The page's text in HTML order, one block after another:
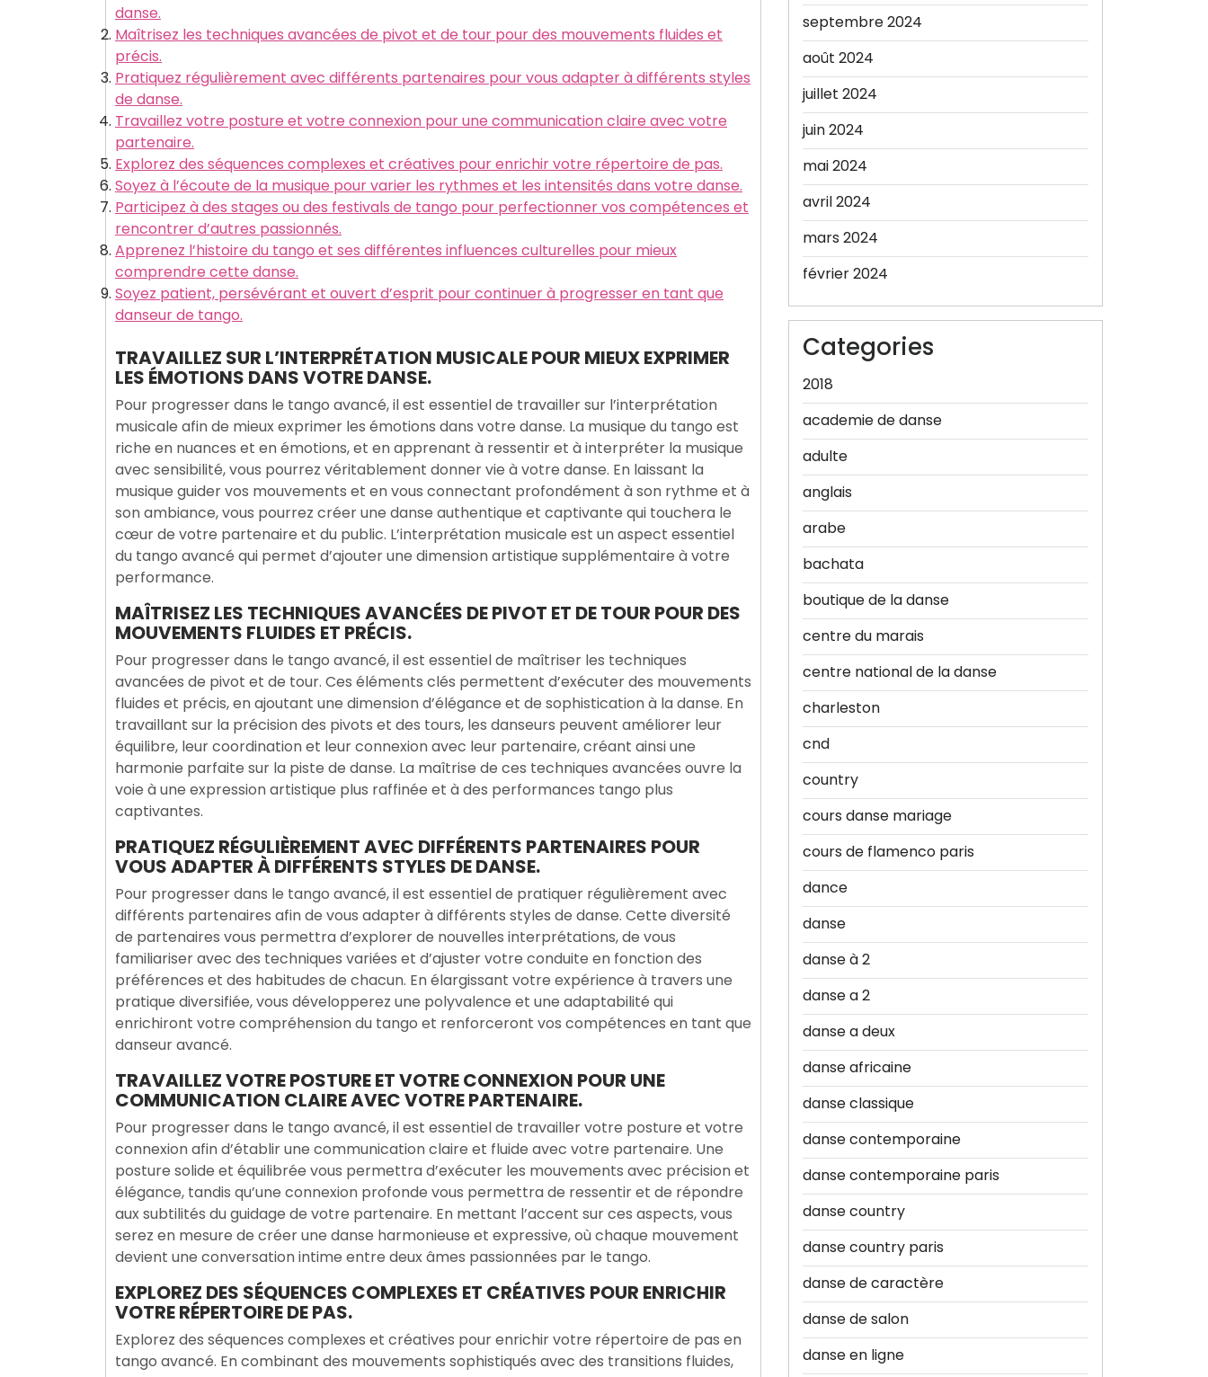
danse.
Maîtrisez les techniques avancées de pivot et de tour pour des mouvements fluides et
précis.
Pratiquez régulièrement avec différents partenaires pour vous adapter à différents styles
de danse.
Travaillez votre posture et votre connexion pour une communication claire avec votre
partenaire.
Explorez des séquences complexes et créatives pour enrichir votre répertoire de pas.
Soyez à l’écoute de la musique pour varier les rythmes et les intensités dans votre danse.
Participez à des stages ou des festivals de tango pour perfectionner vos compétences et
rencontrer d’autres passionnés.
Apprenez l’histoire du tango et ses différentes influences culturelles pour mieux
comprendre cette danse.
Soyez patient, persévérant et ouvert d’esprit pour continuer à progresser en tant que
danseur de tango.
TRAVAILLEZ SUR L’INTERPRÉTATION MUSICALE POUR MIEUX EXPRIMER
LES ÉMOTIONS DANS VOTRE DANSE.
Pour progresser dans le tango avancé, il est essentiel de travailler sur l’interprétation
musicale afin de mieux exprimer les émotions dans votre danse. La musique du tango est
riche en nuances et en émotions, et en apprenant à ressentir et à interpréter la musique
avec sensibilité, vous pourrez véritablement donner vie à votre danse. En laissant la
musique guider vos mouvements et en vous connectant profondément à son rythme et à
son ambiance, vous pourrez créer une danse authentique et captivante qui touchera le
cœur de votre partenaire et du public. L’interprétation musicale est un aspect essentiel
du tango avancé qui permet d’ajouter une dimension artistique supplémentaire à votre
performance.
MAÎTRISEZ LES TECHNIQUES AVANCÉES DE PIVOT ET DE TOUR POUR DES
MOUVEMENTS FLUIDES ET PRÉCIS.
Pour progresser dans le tango avancé, il est essentiel de maîtriser les techniques
avancées de pivot et de tour. Ces éléments clés permettent d’exécuter des mouvements
fluides et précis, en ajoutant une dimension d’élégance et de sophistication à la danse. En
travaillant sur la précision des pivots et des tours, les danseurs peuvent améliorer leur
équilibre, leur coordination et leur connexion avec leur partenaire, créant ainsi une
harmonie parfaite sur la piste de danse. La maîtrise de ces techniques avancées ouvre la
voie à une expression artistique plus raffinée et à des performances tango plus
captivantes.
PRATIQUEZ RÉGULIÈREMENT AVEC DIFFÉRENTS PARTENAIRES POUR
VOUS ADAPTER À DIFFÉRENTS STYLES DE DANSE.
Pour progresser dans le tango avancé, il est essentiel de pratiquer régulièrement avec
différents partenaires afin de vous adapter à différents styles de danse. Cette diversité
de partenaires vous permettra d’explorer de nouvelles interprétations, de vous
familiariser avec des techniques variées et d’ajuster votre conduite en fonction des
préférences et des habitudes de chacun. En élargissant votre expérience à travers une
pratique diversifiée, vous développerez une polyvalence et une adaptabilité qui
enrichiront votre compréhension du tango et renforceront vos compétences en tant que
danseur avancé.
TRAVAILLEZ VOTRE POSTURE ET VOTRE CONNEXION POUR UNE
COMMUNICATION CLAIRE AVEC VOTRE PARTENAIRE.
Pour progresser dans le tango avancé, il est essentiel de travailler votre posture et votre
connexion afin d’établir une communication claire et fluide avec votre partenaire. Une
posture solide et équilibrée vous permettra d’exécuter les mouvements avec précision et
élégance, tandis qu’une connexion profonde vous permettra de ressentir et de répondre
aux subtilités du guidage de votre partenaire. En mettant l’accent sur ces aspects, vous
serez en mesure de créer une danse harmonieuse et expressive, où chaque mouvement
devient une conversation intime entre deux âmes passionnées par le tango.
EXPLOREZ DES SÉQUENCES COMPLEXES ET CRÉATIVES POUR ENRICHIR
VOTRE RÉPERTOIRE DE PAS.
Explorez des séquences complexes et créatives pour enrichir votre répertoire de pas en
tango avancé. En combinant des mouvements sophistiqués avec des transitions fluides,
septembre 2024
août 2024
juillet 2024
juin 2024
mai 2024
avril 2024
mars 2024
février 2024
Categories
2018
academie de danse
adulte
anglais
arabe
bachata
boutique de la danse
centre du marais
centre national de la danse
charleston
cnd
country
cours danse mariage
cours de flamenco paris
dance
danse
danse à 2
danse a 2
danse a deux
danse africaine
danse classique
danse contemporaine
danse contemporaine paris
danse country
danse country paris
danse de caractère
danse de salon
danse en ligne